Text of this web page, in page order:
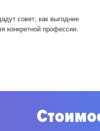
совет, как выгоднее
конкретной профессии.